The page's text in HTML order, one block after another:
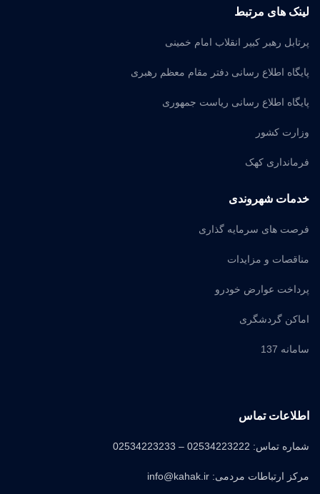
لینک های مرتبط
پرتابل رهبر کبیر انقلاب امام خمینی
پایگاه اطلاع رسانی دفتر مقام معظم رهبری
پایگاه اطلاع رسانی ریاست جمهوری
وزارت کشور
فرمانداری کهک
خدمات شهروندی
فرصت های سرمایه گذاری
مناقصات و مزایدات
پرداخت عوارض خودرو
اماکن گردشگری
سامانه 137
اطلاعات تماس
شماره تماس: 02534223222 – 02534223233
مرکز ارتباطات مردمی: info@kahak.ir